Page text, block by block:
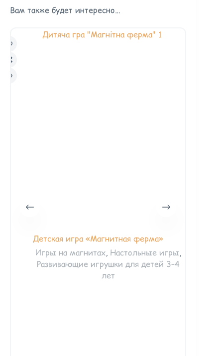
Вам также будет интересно…
Детская игра «Магнитная ферма»
Игры на магнитах, Настольные игры,
Развивающие игрушки для детей 3–4
лет